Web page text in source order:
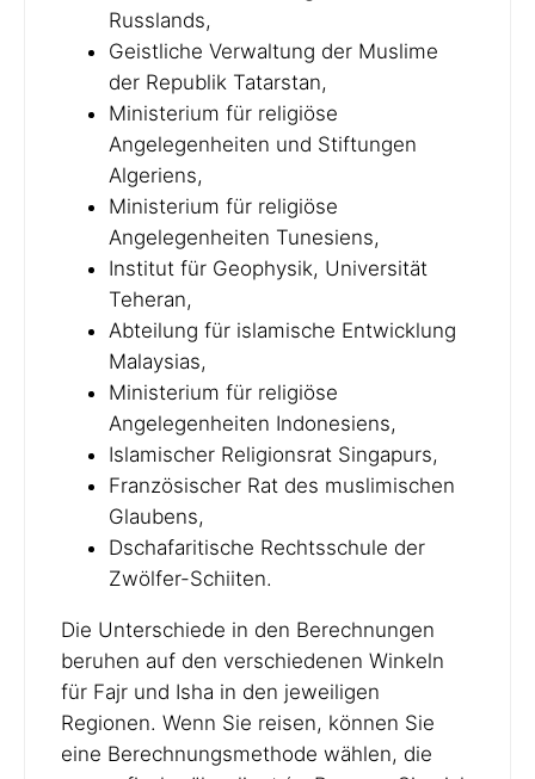
Russlands,
Geistliche Verwaltung der Muslime
der Republik Tatarstan,
Ministerium für religiöse
Angelegenheiten und Stiftungen
Algeriens,
Ministerium für religiöse
Angelegenheiten Tunesiens,
Institut für Geophysik, Universität
Teheran,
Abteilung für islamische Entwicklung
Malaysias,
Ministerium für religiöse
Angelegenheiten Indonesiens,
Islamischer Religionsrat Singapurs,
Französischer Rat des muslimischen
Glaubens,
Dschafaritische Rechtsschule der
Zwölfer-Schiiten.
Die Unterschiede in den Berechnungen
beruhen auf den verschiedenen Winkeln
für Fajr und Isha in den jeweiligen
Regionen. Wenn Sie reisen, können Sie
eine Berechnungsmethode wählen, die